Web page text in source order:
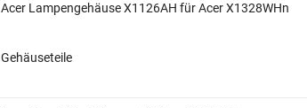
Acer Lampengehäuse X1126AH für Acer X1328WHn
Gehäuseteile